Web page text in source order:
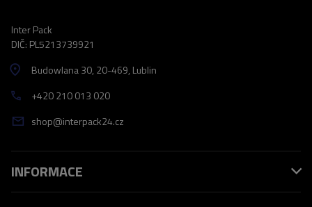
Inter Pack
DIČ: PL5213739921
Budowlana 30, 20-469, Lublin
+420 210 013 020
shop@interpack24.cz
INFORMACE